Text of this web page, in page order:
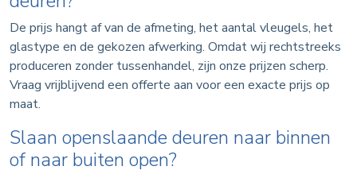
De prijs hangt af van de afmeting, het aantal vleugels, het
glastype en de gekozen afwerking. Omdat wij rechtstreeks
produceren zonder tussenhandel, zijn onze prijzen scherp.
Vraag vrijblijvend een offerte aan voor een exacte prijs op
maat.
Slaan openslaande deuren naar binnen
of naar buiten open?